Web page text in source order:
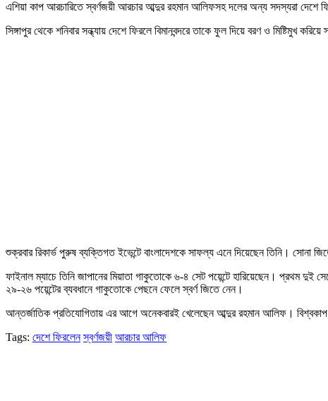
এশিয়া কাপ আরচারিতে স্বর্ণজয়ী আরচার আব্দুর রহমান আলিফসহ দলের অন্য সদস্যরা দেশে
সিঙ্গাপুর থেকে শনিবার সন্ধ্যায় দেশে ফিরলে বিমানবন্দরে তাকে ফুল দিয়ে বরণ ও মিষ্টিমুখ
শুক্রবার রিকার্ভ পুরুষ ব্যক্তিগত ইভেন্টে বাংলাদেশকে সাফল্য এনে দিয়েছেন তিনি। সোনা
ফাইনাল ম্যাচে তিনি জাপানের মিয়াতা গাকুতোকে ৬-৪ সেট পয়েন্টে হারিয়েছেন। প্রথম
২৯-২৬ পয়েন্টের ব্যবধানে গাকুতোকে পেছনে ফেলে স্বর্ণ জিতে নেন।
আন্তর্জাতিক প্রতিযোগিতায় এর আগে অনেকবারই খেলেছেন আব্দুর রহমান আলিফ।
Tags: দেশে ফিরলেন স্বর্ণজয়ী আরচার আলিফ